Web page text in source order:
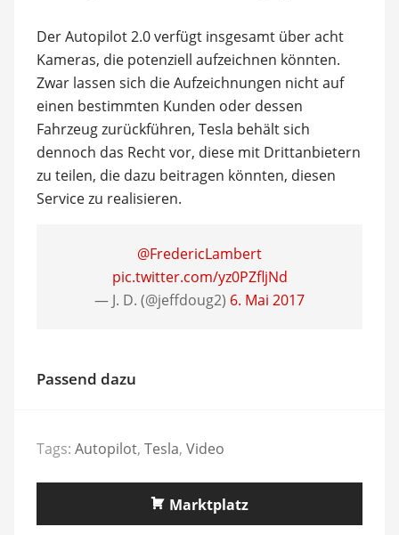
Der Autopilot 2.0 verfügt insgesamt über acht
Kameras, die potenziell aufzeichnen könnten.
Zwar lassen sich die Aufzeichnungen nicht auf
einen bestimmten Kunden oder dessen
Fahrzeug zurückführen, Tesla behält sich
dennoch das Recht vor, diese mit Drittanbietern
zu teilen, die dazu beitragen könnten, diesen
Service zu realisieren.
@FredericLambert
pic.twitter.com/yz0PZfljNd
— J. D. (@jeffdoug2) 6. Mai 2017
Passend dazu
Tags: Autopilot, Tesla, Video
Marktplatz